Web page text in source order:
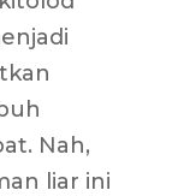
Nah,
liar ini